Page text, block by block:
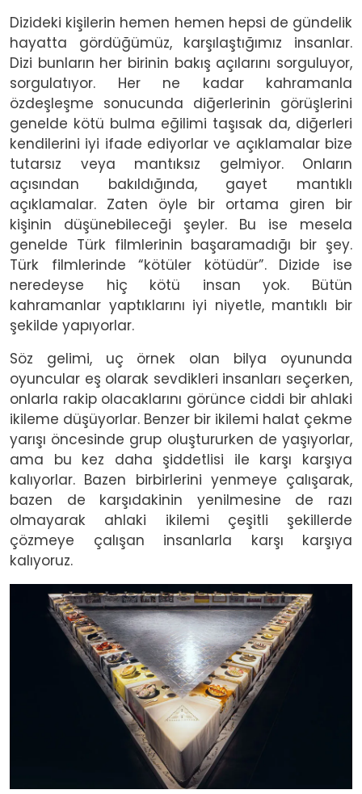
Dizideki kişilerin hemen hemen hepsi de gündelik
hayatta gördüğümüz, karşılaştığımız insanlar.
Dizi bunların her birinin bakış açılarını sorguluyor,
sorgulatıyor. Her ne kadar kahramanla
özdeşleşme sonucunda diğerlerinin görüşlerini
genelde kötü bulma eğilimi taşısak da, diğerleri
kendilerini iyi ifade ediyorlar ve açıklamalar bize
tutarsız veya mantıksız gelmiyor. Onların
açısından bakıldığında, gayet mantıklı
açıklamalar. Zaten öyle bir ortama giren bir
kişinin düşünebileceği şeyler. Bu ise mesela
genelde Türk filmlerinin başaramadığı bir şey.
Türk filmlerinde “kötüler kötüdür”. Dizide ise
neredeyse hiç kötü insan yok. Bütün
kahramanlar yaptıklarını iyi niyetle, mantıklı bir
şekilde yapıyorlar.
Söz gelimi, uç örnek olan bilya oyununda
oyuncular eş olarak sevdikleri insanları seçerken,
onlarla rakip olacaklarını görünce ciddi bir ahlaki
ikileme düşüyorlar. Benzer bir ikilemi halat çekme
yarışı öncesinde grup oluştururken de yaşıyorlar,
ama bu kez daha şiddetlisi ile karşı karşıya
kalıyorlar. Bazen birbirlerini yenmeye çalışarak,
bazen de karşıdakinin yenilmesine de razı
olmayarak ahlaki ikilemi çeşitli şekillerde
çözmeye çalışan insanlarla karşı karşıya
kalıyoruz.
Image